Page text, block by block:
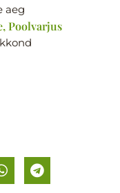
aeg
Poolvarjus